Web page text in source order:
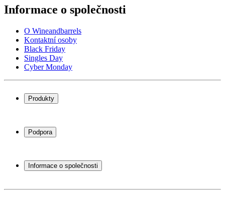
Informace o společnosti
O Wineandbarrels
Kontaktní osoby
Black Friday
Singles Day
Cyber Monday
Produkty
Stojany na víno
Vinný nábytek
Podpora
Servisní případ
Platba
Vrácení
Informace o společnosti